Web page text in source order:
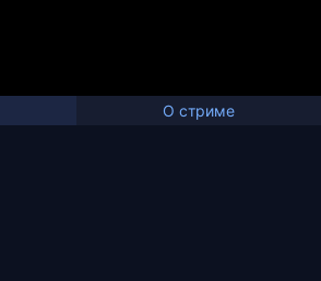
О стриме